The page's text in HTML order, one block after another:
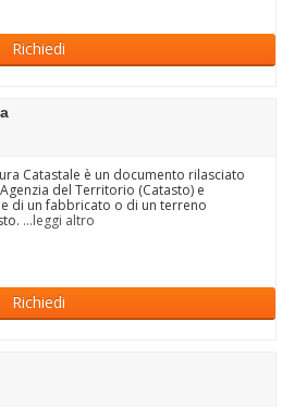
Richiedi
Catastale è un documento rilasciato
del Territorio (Catasto) e
di un fabbricato o di un terreno
...leggi altro
Richiedi